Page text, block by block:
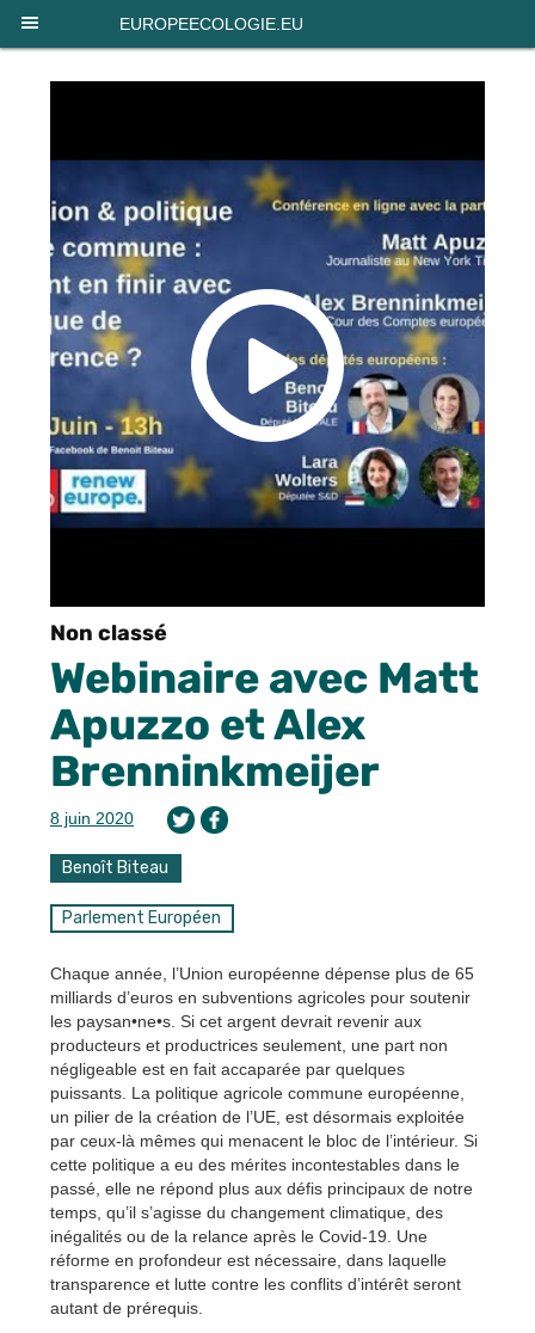
EUROPEECOLOGIE.EU
Non classé
Webinaire avec Matt
Apuzzo et Alex
Brenninkmeijer
8 juin 2020
Benoît Biteau
Parlement Européen
Chaque année, l’Union européenne dépense plus de 65
milliards d’euros en subventions agricoles pour soutenir
les paysan•ne•s. Si cet argent devrait revenir aux
producteurs et productrices seulement, une part non
négligeable est en fait accaparée par quelques
puissants. La politique agricole commune européenne,
un pilier de la création de l’UE, est désormais exploitée
par ceux-là mêmes qui menacent le bloc de l’intérieur. Si
cette politique a eu des mérites incontestables dans le
passé, elle ne répond plus aux défis principaux de notre
temps, qu’il s’agisse du changement climatique, des
inégalités ou de la relance après le Covid-19. Une
réforme en profondeur est nécessaire, dans laquelle
transparence et lutte contre les conflits d’intérêt seront
autant de prérequis.